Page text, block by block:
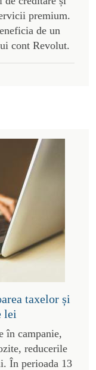
premium.
de un
cont Revolut.
taxelor și
lei
în campanie,
reducerile
În perioada 13